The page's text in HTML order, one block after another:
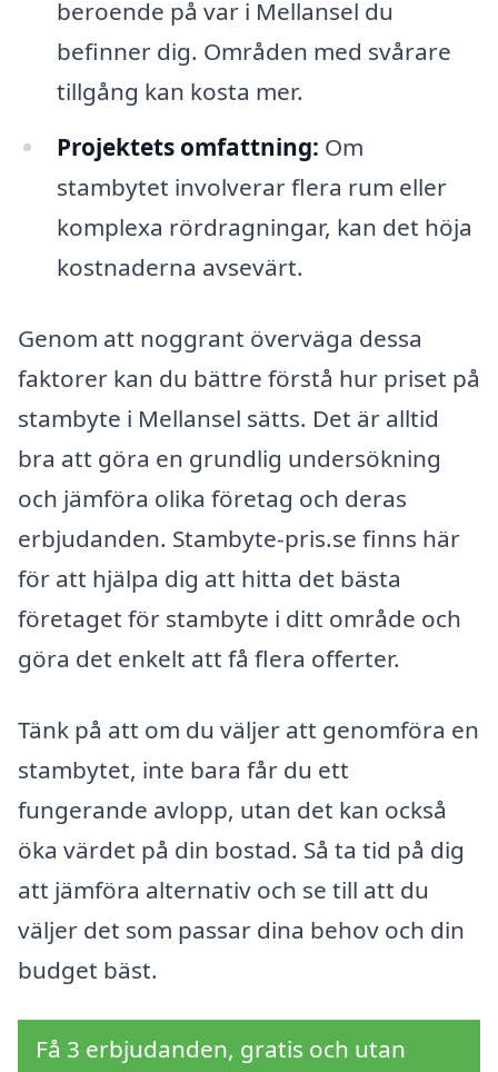
beroende på var i Mellansel du
befinner dig. Områden med svårare
tillgång kan kosta mer.
Projektets omfattning: Om
stambytet involverar flera rum eller
komplexa rördragningar, kan det höja
kostnaderna avsevärt.
Genom att noggrant överväga dessa
faktorer kan du bättre förstå hur priset på
stambyte i Mellansel sätts. Det är alltid
bra att göra en grundlig undersökning
och jämföra olika företag och deras
erbjudanden. Stambyte-pris.se finns här
för att hjälpa dig att hitta det bästa
företaget för stambyte i ditt område och
göra det enkelt att få flera offerter.
Tänk på att om du väljer att genomföra en
stambytet, inte bara får du ett
fungerande avlopp, utan det kan också
öka värdet på din bostad. Så ta tid på dig
att jämföra alternativ och se till att du
väljer det som passar dina behov och din
budget bäst.
Få 3 erbjudanden, gratis och utan